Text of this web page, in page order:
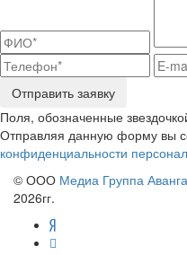
Отправить заявку
Поля, обозначенные
Отправляя данную форму вы
конфиденциальности
© ООО Медиа Группа
2026гг.